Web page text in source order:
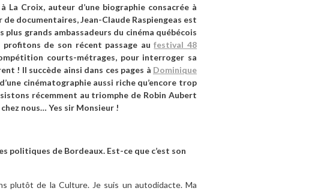
Croix, auteur d’une biographie consacrée à
documentaires, Jean-Claude Raspiengeas est
grands ambassadeurs du cinéma québécois
profitons de son récent passage aufestival 48
courts-métrages, pour interroger sa
! Il succède ainsi dans ces pages à Dominique
cinématographie aussi riche qu’encore trop
récemment au triomphe de Robin Aubert
nous… Yes sir Monsieur !
politiques de Bordeaux. Est-ce que c’est son
plutôt de la Culture. Je suis un autodidacte. Ma